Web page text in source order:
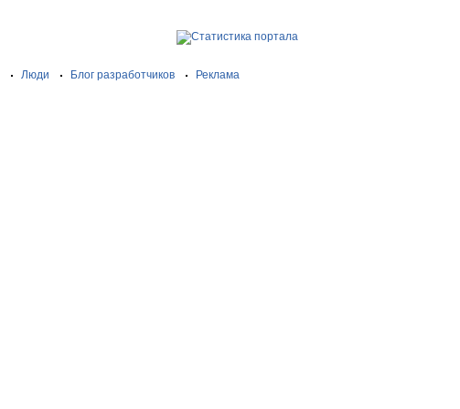
Люди Блог разработчиков
Реклама